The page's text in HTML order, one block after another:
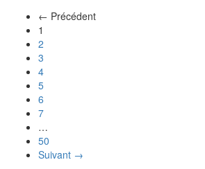
← Précédent
1
2
3
4
5
6
7
…
50
Suivant →